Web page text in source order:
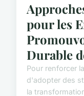
pour les
Durable
Pour renforcer
d'adopter des
la